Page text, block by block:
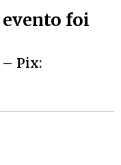
evento foi
– Pix: